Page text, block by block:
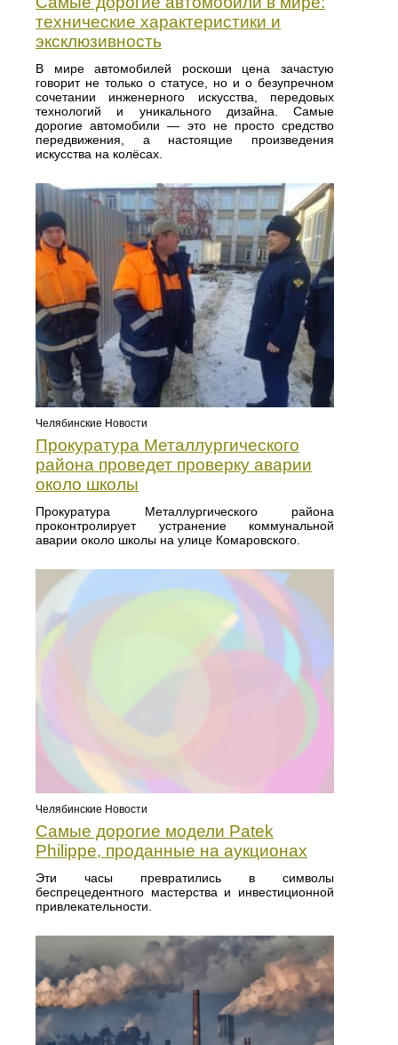
технические характеристики и
эксклюзивность
В мире автомобилей роскоши цена зачастую
говорит не только о статусе, но и о безупречном
сочетании инженерного искусства, передовых
технологий и уникального дизайна. Самые
дорогие автомобили — это не просто средство
передвижения, а настоящие произведения
искусства на колёсах.
Челябинские Новости
Прокуратура Металлургического
района проведет проверку аварии
около школы
Прокуратура Металлургического района
проконтролирует устранение коммунальной
аварии около школы на улице Комаровского.
Челябинские Новости
Самые дорогие модели Patek
Philippe, проданные на аукционах
Эти часы превратились в символы
беспрецедентного мастерства и инвестиционной
привлекательности.